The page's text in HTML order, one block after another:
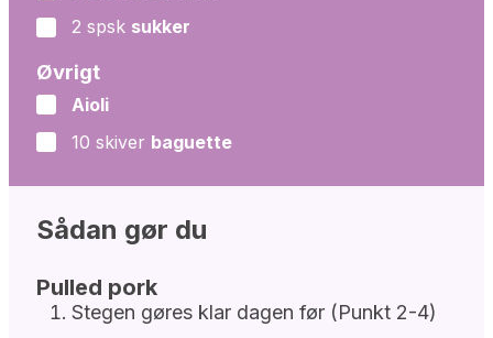
▢
2 spsk sukker
Øvrigt
▢
Aioli
▢
10 skiver baguette
Sådan gør du
Pulled pork
Stegen gøres klar dagen før (Punkt 2-4)